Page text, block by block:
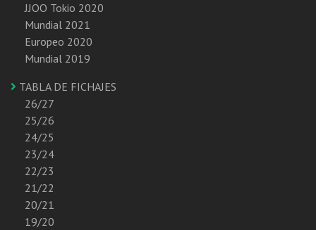
JJOO Tokio 2020
Mundial 2021
Europeo 2020
Mundial 2019
TABLA DE FICHAJES
26/27
25/26
24/25
23/24
22/23
21/22
20/21
19/20